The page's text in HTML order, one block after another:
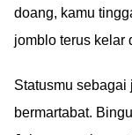
doang, kamu
jomblo terus kelar
Statusmu
bermartabat.